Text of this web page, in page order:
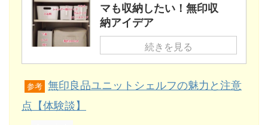
マも収納したい！無印収
納アイデア
続きを見る
参考 無印良品ユニットシェルフの魅力と注意
点【体験談】